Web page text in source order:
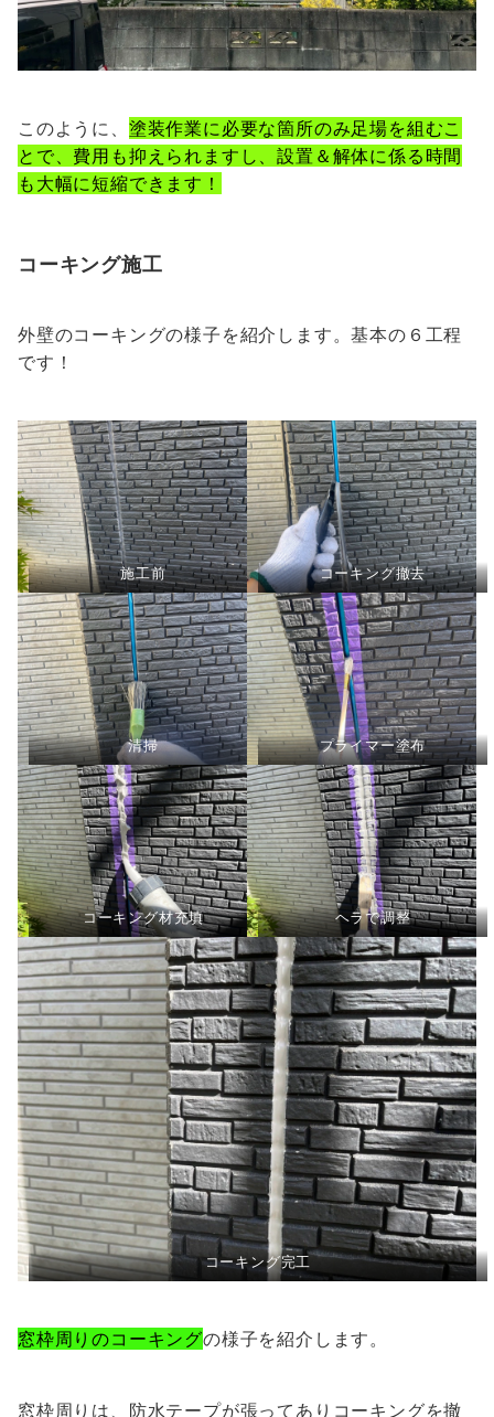
このように、 塗装作業に必要な箇所のみ足場を組むこ
とで、費用も抑えられますし、設置＆解体に係る時間
も大幅に短縮できます！
コーキング施工
外壁のコーキングの様子を紹介します。基本の６工程
です！
施工前 コーキング撤去
清掃 プライマー塗布
コーキング材充填 ヘラで調整
コーキング完工
窓枠周りのコーキングの様子を紹介します。
窓枠周りは、防水テープが張ってありコーキングを撤